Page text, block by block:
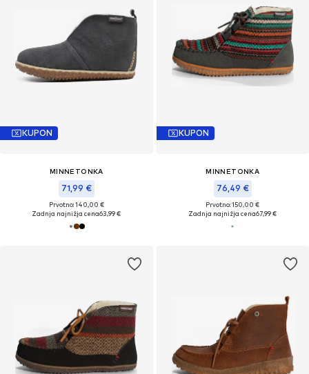
KUPON
MINNETONKA
71,99 €
Prvotno: 140,00 €
Zadnja najnižja cena63,99 €
KUPON
MINNETONKA
76,49 €
Prvotno: 150,00 €
Zadnja najnižja cena67,99 €